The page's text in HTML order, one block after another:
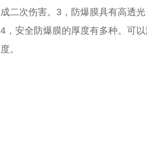
成二次伤害。3，防爆膜具有高透光
4，安全防爆膜的厚度有多种。可
度。